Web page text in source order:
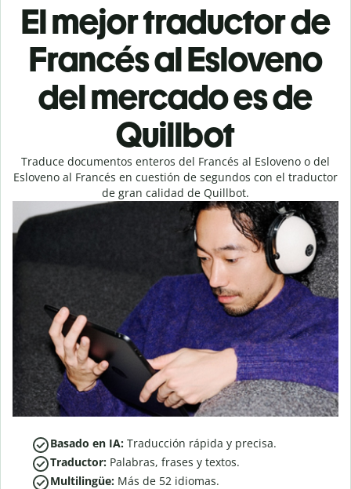
El mejor traductor de
Francés al Esloveno
del mercado es de
Quillbot
Traduce documentos enteros del Francés al Esloveno o del
Esloveno al Francés en cuestión de segundos con el traductor
de gran calidad de Quillbot.
Basado en IA: Traducción rápida y precisa.
Traductor: Palabras, frases y textos.
Multilingüe: Más de 52 idiomas.